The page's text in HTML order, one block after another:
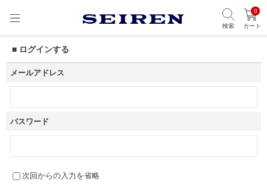
検索
0
カート
■ ログインする
メールアドレス
パスワード
次回からの入力を省略